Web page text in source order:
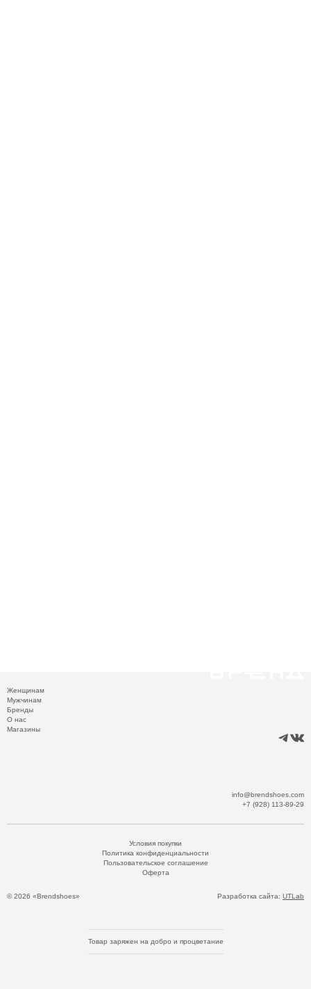
Женщинам
Мужчинам
Бренды
О нас
Магазины
info@brendshoes.com
+7 (928) 113-89-29
© 2026 «Brendshoes»
Условия покупки
Политика конфиденциальности
Пользовательское соглашение
Оферта
Разработка сайта: UTLab
Товар заряжен на добро и процветание